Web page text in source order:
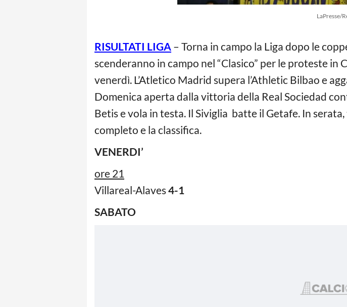
LaPresse/
RISULTATI LIGA – Torna in campo la Liga dopo le
scenderanno in campo nel “Clasico” per le proteste in
venerdì. L’Atletico Madrid supera l’Athletic Bilbao e
Domenica aperta dalla vittoria della Real Sociedad
Betis e vola in testa. Il Siviglia batte il Getafe. In
completo e la classifica.
VENERDI’
ore 21
Villareal-Alaves4-1
SABATO